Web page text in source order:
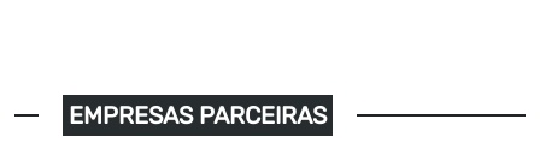
EMPRESAS PARCEIRAS